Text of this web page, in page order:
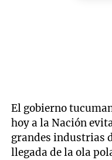
El gobierno
hoy a la Nación
grandes industrias
llegada de la ola